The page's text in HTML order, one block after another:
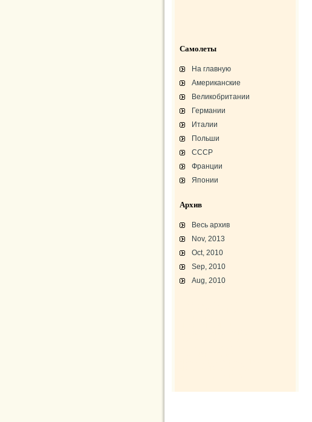
Самолеты
На главную
Американские
Великобритании
Германии
Италии
Польши
СССР
Франции
Японии
Архив
Весь архив
Nov, 2013
Oct, 2010
Sep, 2010
Aug, 2010